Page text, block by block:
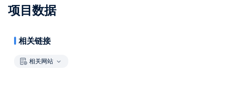
项目数据
相关链接
相关网站